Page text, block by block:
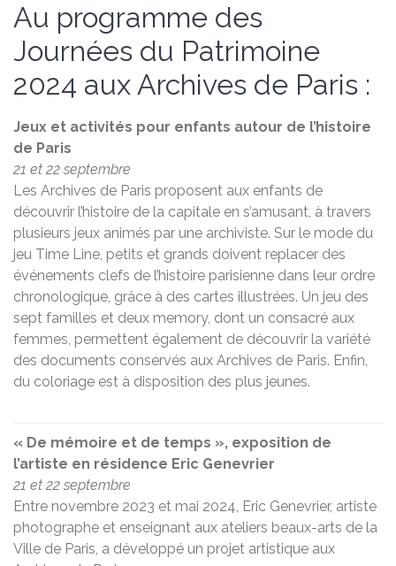
Au programme des
Journées du Patrimoine
2024 aux Archives de Paris :
Jeux et activités pour enfants autour de l’histoire
de Paris
21 et 22 septembre
Les Archives de Paris proposent aux enfants de
découvrir l’histoire de la capitale en s’amusant, à travers
plusieurs jeux animés par une archiviste. Sur le mode du
jeu Time Line, petits et grands doivent replacer des
événements clefs de l’histoire parisienne dans leur ordre
chronologique, grâce à des cartes illustrées. Un jeu des
sept familles et deux memory, dont un consacré aux
femmes, permettent également de découvrir la variété
des documents conservés aux Archives de Paris. Enfin,
du coloriage est à disposition des plus jeunes.
« De mémoire et de temps », exposition de
l’artiste en résidence Eric Genevrier
21 et 22 septembre
Entre novembre 2023 et mai 2024, Eric Genevrier, artiste
photographe et enseignant aux ateliers beaux-arts de la
Ville de Paris, a développé un projet artistique aux